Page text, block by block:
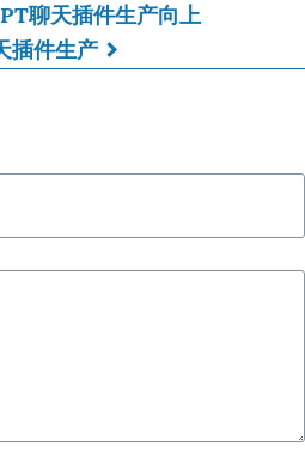
聊天插件生产向上
插件生产